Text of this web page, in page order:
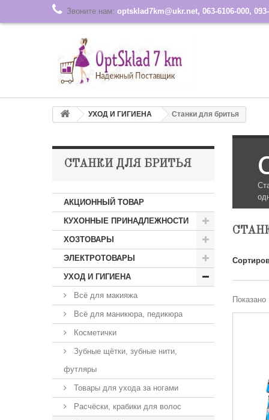
Звоните нам: optsklad7km@ukr.net, 063-6106-000,
УХОД И ГИГИЕНА Станки для бритья
СТАНКИ ДЛЯ БРИТЬЯ
АКЦИОННЫЙ ТОВАР
КУХОННЫЕ ПРИНАДЛЕЖНОСТИ
ХОЗТОВАРЫ
ЭЛЕКТРОТОВАРЫ
УХОД И ГИГИЕНА
Всё для макияжа
Всё для маникюра, педикюра
Косметички
Зубные щётки, зубные нити,
футляры
Товары для ухода за ногами
Расчёски, крабики для волос